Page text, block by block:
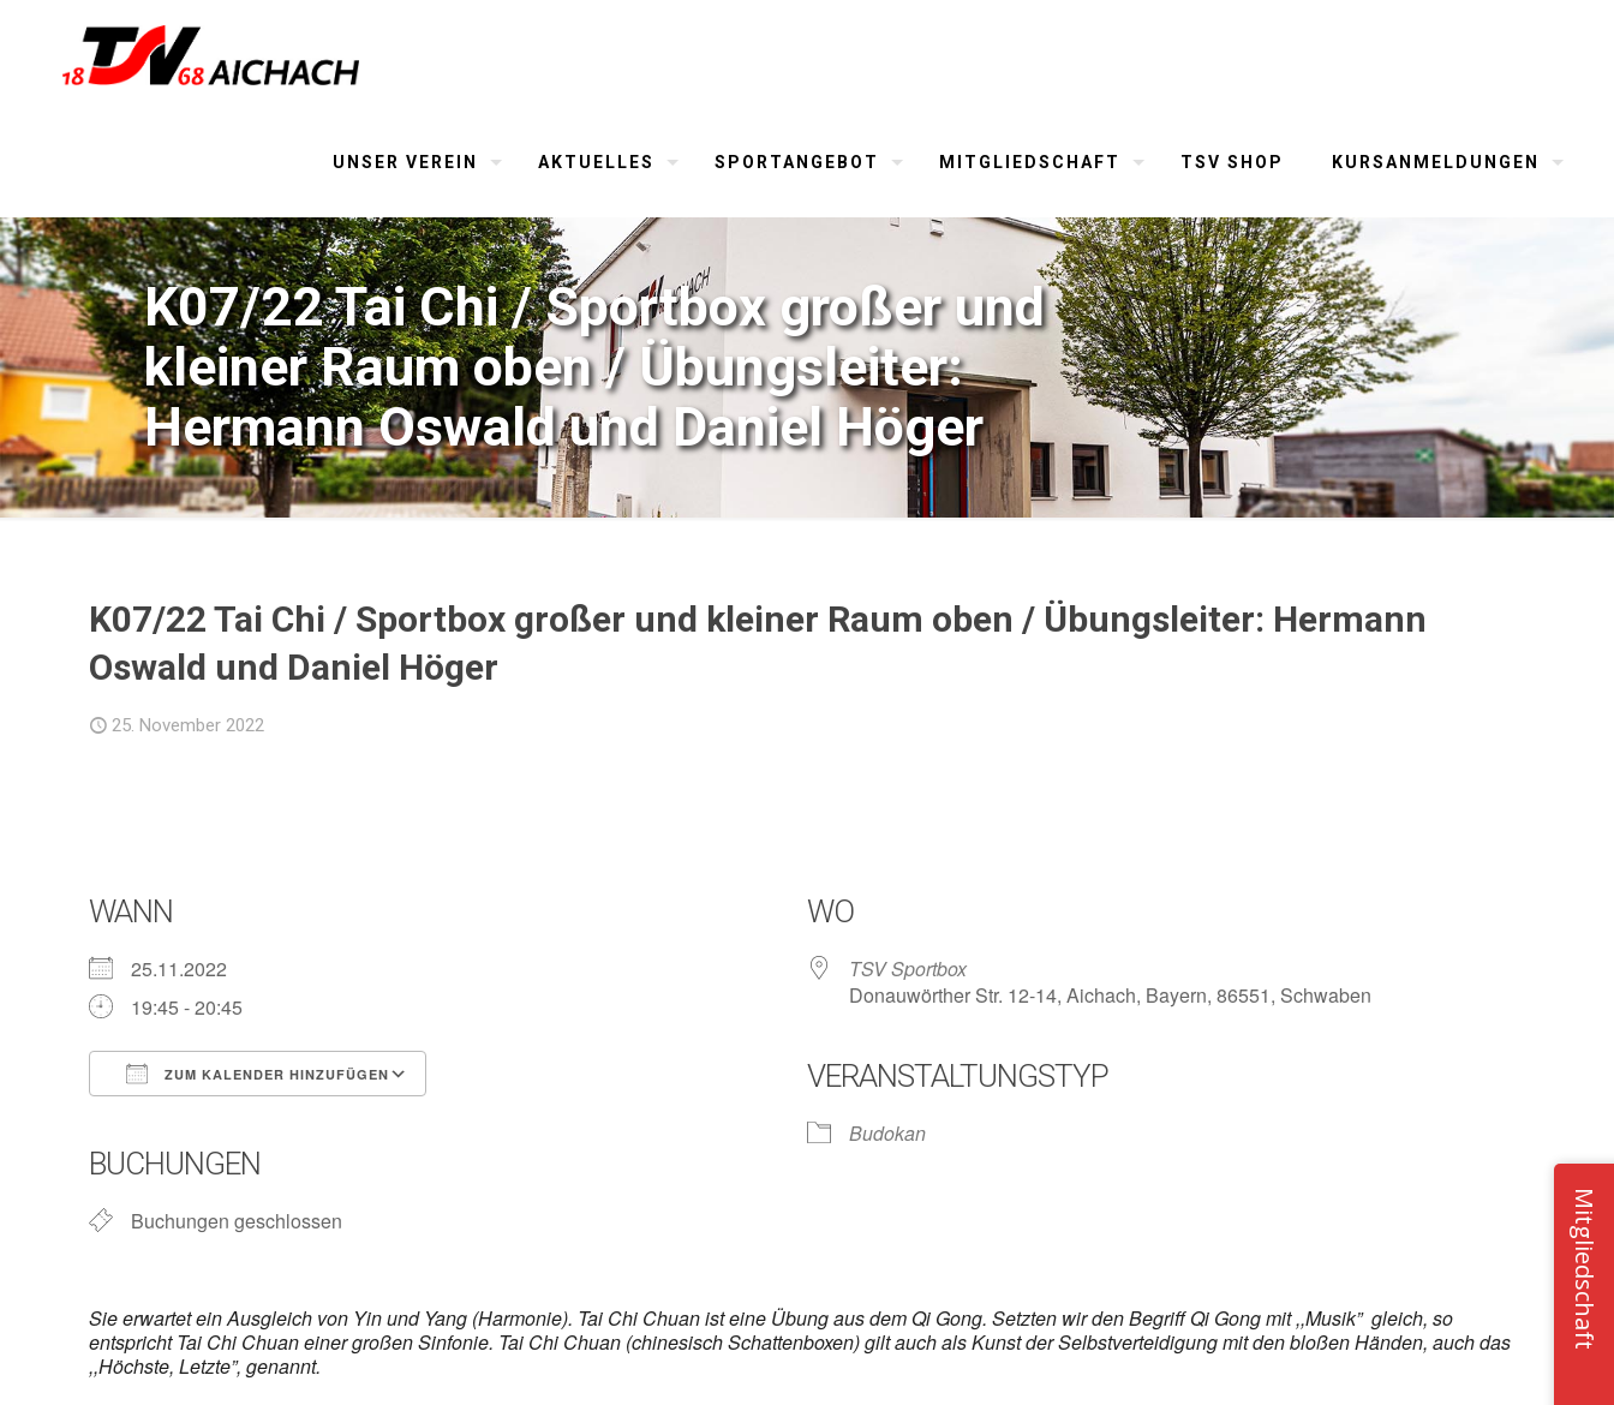
UNSER VEREIN AKTUELLES SPORTANGEBOT MITGLIEDSCHAFT TSV SHOP KURSANMELDUNGEN
K07/22 Tai Chi / Sportbox großer und
kleiner Raum oben / Übungsleiter:
Hermann Oswald und Daniel Höger
K07/22 Tai Chi / Sportbox großer und kleiner Raum oben / Übungsleiter: Hermann
Oswald und Daniel Höger
25. November 2022
WANN
25.11.2022
19:45 - 20:45
ZUM KALENDER HINZUFÜGEN
iCalendar
BUCHUNGEN
Buchungen geschlossen
WO
TSV Sportbox
Donauwörther Str. 12-14, Aichach, Bayern, 86551, Schwaben
VERANSTALTUNGSTYP
Budokan
Sie erwartet ein Ausgleich von Yin und Yang (Harmonie). Tai Chi Chuan ist eine Übung aus dem Qi Gong. Setzten wir den Begriff Qi Gong mit ,,Musik” gleich, so
entspricht Tai Chi Chuan einer großen Sinfonie. Tai Chi Chuan (chinesisch Schattenboxen) gilt auch als Kunst der Selbstverteidigung mit den bloßen Händen, auch das
,,Höchste, Letzte”, genannt.
Mitgliedschaft